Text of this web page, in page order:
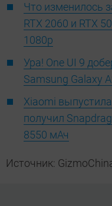
Что изменилось
RTX 2060 и RTX
1080p
Ура! One UI 9
Samsung Galaxy
Xiaomi
получил
8550 мАч
Источник: